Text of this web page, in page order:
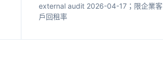
external audit 2026-04-17；限企業客
戶回租率